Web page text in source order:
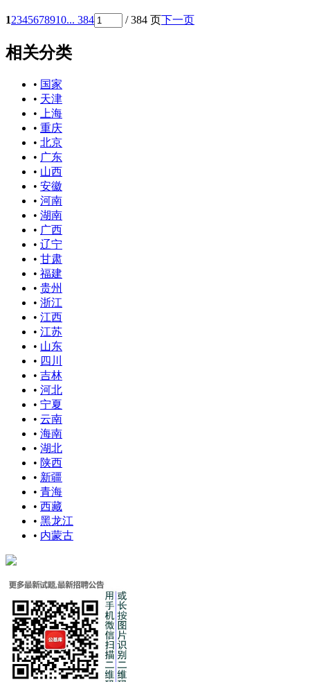
12345678910... 384 / 384 页下一页
相关分类
• 国家
• 天津
•
上海
• 重庆
• 北京
• 广东
• 山西
• 安徽
• 河南
• 湖南
• 广西
• 辽宁
• 甘肃
• 福建
• 贵州
• 浙江
• 江西
• 江苏
• 山东
• 四川
• 吉林
• 河北
• 宁夏
• 云南
• 海南
• 湖北
• 陕西
• 新疆
• 青海
• 西藏
• 黑龙江
• 内蒙古